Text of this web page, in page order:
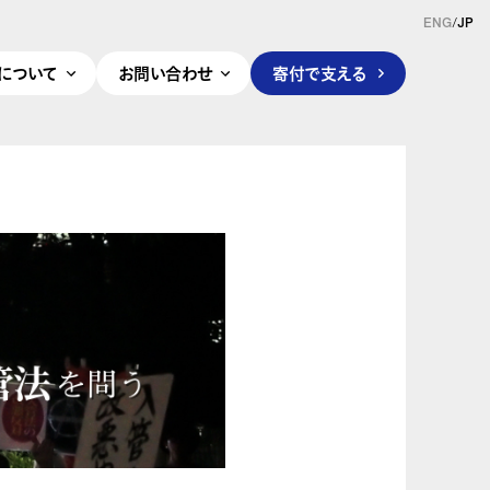
ついて お問い合わせ 寄付で支える
ENG/JP